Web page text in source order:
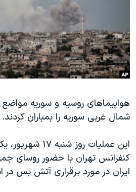
فرهنگ و زندگی
حقوق شهروندی
اقتصادی
علم و فناوری
گالری عکس
آرشیو پخش زنده
انتخابات ریاست جمهوری آمریکا ۲۰۲۴
حمله جمهوری اسلامی به اسرائیل
رمز مهسا
اعتراضات زن، زندگی، آزادی
مجموعه مستندهای دادخواهی
دادگاه حمید نوری
چهل سال گروگان‌گیری
زبانهای مختلف
هواپیماهای روسیه و سوریه
شمال غربی سوریه را بمباران کردند.
این عملیات روز
کنفرانس تهران با حضور روسای
ایران در مورد برقراری آتش بس